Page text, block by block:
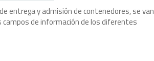
entrega y admisión de contenedores, se van
de información de los diferentes